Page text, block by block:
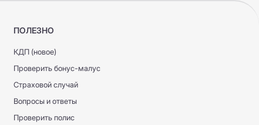
ПОЛЕЗНО
КДП (новое)
Проверить бонус-малус
Страховой случай
Вопросы и ответы
Проверить полис